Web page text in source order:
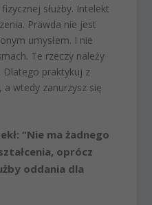
służby. Intelekt
Prawda nie jest
umysłem. I nie
Te rzeczy należy
Dlatego praktykuj z
a wtedy zanurzysz się
“Nie ma żadnego
oprócz
oddania dla